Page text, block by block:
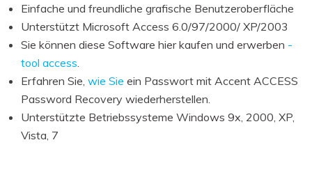
Einfache und freundliche grafische Benutzeroberfläche
Unterstützt Microsoft Access 6.0/97/2000/ XP/2003
Sie können diese Software hier kaufen und erwerben -
tool access
Erfahren Sie, wie Sie ein Passwort mit Accent ACCESS
Password Recovery wiederherstellen.
Unterstützte Betriebssysteme Windows 9x, 2000, XP,
Vista, 7